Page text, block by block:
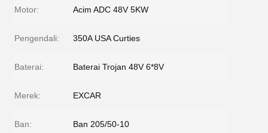
Motor: Acim ADC 48V 5KW
Pengendali: 350A USA Curties
Baterai: Baterai Trojan 48V 6*8V
Merek: EXCAR
Ban: Ban 205/50-10